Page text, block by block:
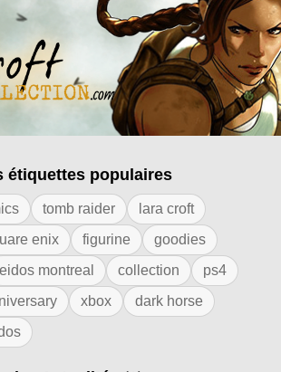
Figurines Lara Croft et
l'étiquette "mode"
étiquettes populaires
tomb raider
lara croft
enix figurine
goodies
eidos montreal collection
ps4
xbox
dark horse